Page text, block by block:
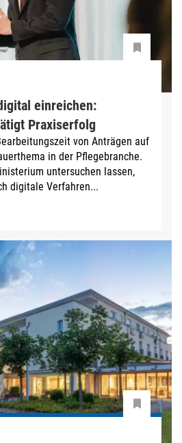
einreichen:
Praxiserfolg
von Anträgen auf
in der Pflegebranche.
untersuchen lassen,
digitale Verfahren...